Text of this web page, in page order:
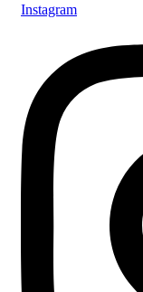
Instagram